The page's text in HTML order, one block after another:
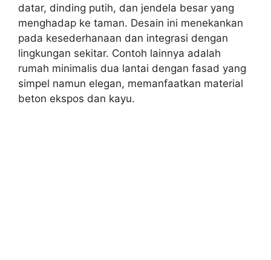
datar, dinding putih, dan jendela besar yang
menghadap ke taman. Desain ini menekankan
pada kesederhanaan dan integrasi dengan
lingkungan sekitar. Contoh lainnya adalah
rumah minimalis dua lantai dengan fasad yang
simpel namun elegan, memanfaatkan material
beton ekspos dan kayu.